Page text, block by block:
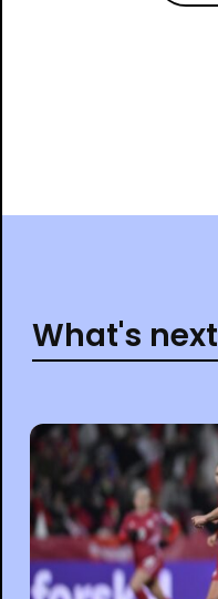
What's next